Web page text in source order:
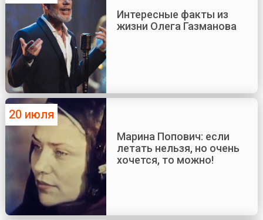
Интересные факты из
жизни Олега Газманова
20 июля
Марина Попович: если
летать нельзя, но очень
хочется, то можно!